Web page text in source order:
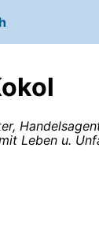
Leben u.